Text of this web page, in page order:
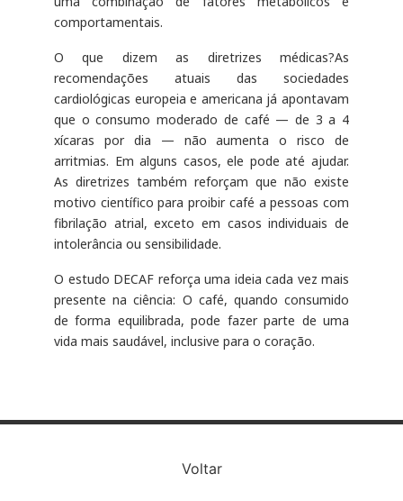
comportamentais.
O que dizem as diretrizes médicas?As
recomendações atuais das sociedades
cardiológicas europeia e americana já apontavam
que o consumo moderado de café — de 3 a 4
xícaras por dia — não aumenta o risco de
arritmias. Em alguns casos, ele pode até ajudar.
As diretrizes também reforçam que não existe
motivo científico para proibir café a pessoas com
fibrilação atrial, exceto em casos individuais de
intolerância ou sensibilidade.
O estudo DECAF reforça uma ideia cada vez mais
presente na ciência: O café, quando consumido
de forma equilibrada, pode fazer parte de uma
vida mais saudável, inclusive para o coração.
Voltar